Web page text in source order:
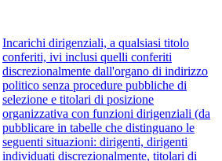
Incarichi dirigenziali, a qualsiasi titolo
conferiti, ivi inclusi quelli conferiti
discrezionalmente dall'organo di indirizzo
politico senza procedure pubbliche di
selezione e titolari di posizione
organizzativa con funzioni dirigenziali (da
pubblicare in tabelle che distinguano le
seguenti situazioni: dirigenti, dirigenti
individuati discrezionalmente, titolari di